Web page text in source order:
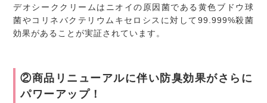
デオシーククリームはニオイの原因菌である黄色ブドウ球
菌やコリネバクテリウムキセロシスに対して99.999%殺菌
効果があることが実証されています。
②商品リニューアルに伴い防臭効果がさらに
パワーアップ！